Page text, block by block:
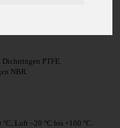
voller Durchgang
PTFE.
NBR.
Luft –20 °C bis +100 °C.